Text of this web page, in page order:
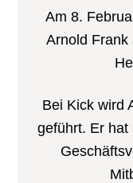
Am 8.
Arnold Frank
Bei Kick wird
geführt. Er hat